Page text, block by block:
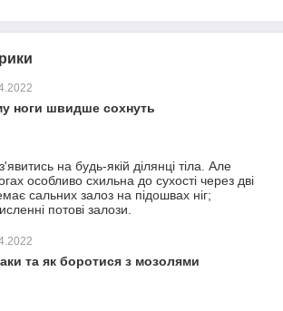
ноги швидше сохнуть
на будь-якій ділянці тіла. Але
особливо схильна до сухості через дві
сальних залоз на підошвах ніг;
потові залози.
та як боротися з мозолями